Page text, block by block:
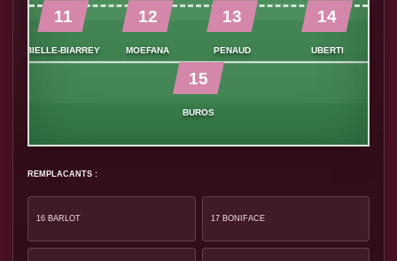
11
BIELLE-BIARREY
12
MOEFANA
13
PENAUD
14
UBERTI
15
BUROS
REMPLACANTS :
16 BARLOT 17 BONIFACE